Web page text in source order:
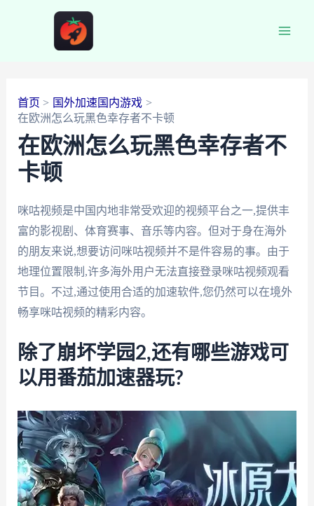
首页
国外加速国内游戏
在欧洲怎么玩黑色幸存者不卡顿
在欧洲怎么玩黑色幸存者不
卡顿
咪咕视频是中国内地非常受欢迎的视频平台之一,提供丰
富的影视剧、体育赛事、音乐等内容。但对于身在海外
的朋友来说,想要访问咪咕视频并不是件容易的事。由于
地理位置限制,许多海外用户无法直接登录咪咕视频观看
节目。不过,通过使用合适的加速软件,您仍然可以在境外
畅享咪咕视频的精彩内容。
除了崩坏学园2,还有哪些游戏可
以用番茄加速器玩?